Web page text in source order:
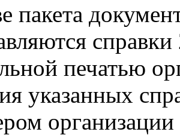
пакета
печатью
указанных
организации